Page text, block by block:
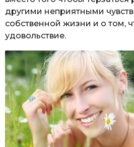
другими неприятными
собственной жизни и о том,
удовольствие.